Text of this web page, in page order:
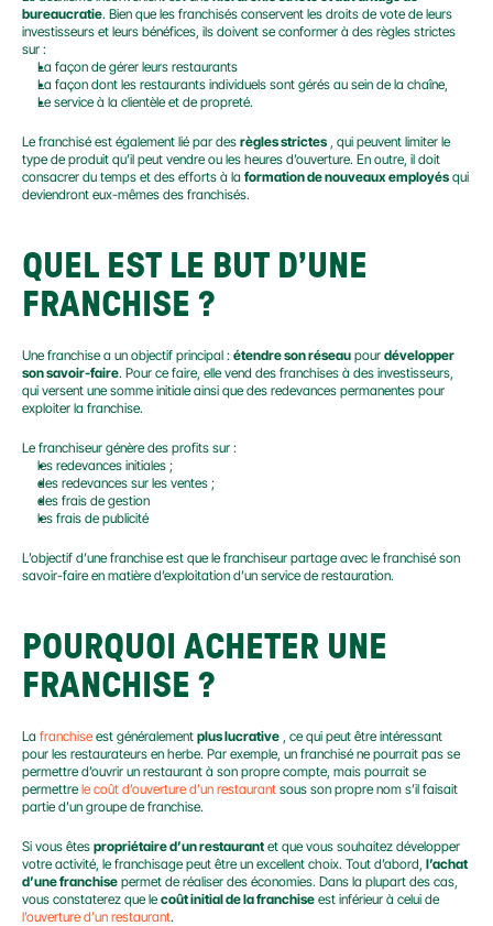
bureaucratie. Bien que les franchisés conservent les droits de vote de leurs
investisseurs et leurs bénéfices, ils doivent se conformer à des règles strictes
sur :
La façon de gérer leurs restaurants
La façon dont les restaurants individuels sont gérés au sein de la chaîne,
Le service à la clientèle et de propreté.
Le franchisé est également lié par des règles strictes , qui peuvent limiter le
type de produit qu’il peut vendre ou les heures d’ouverture. En outre, il doit
consacrer du temps et des efforts à la formation de nouveaux employés qui
deviendront eux-mêmes des franchisés.
QUEL EST LE BUT D’UNE
FRANCHISE ?
Une franchise a un objectif principal : étendre son réseau pour développer
son savoir-faire. Pour ce faire, elle vend des franchises à des investisseurs,
qui versent une somme initiale ainsi que des redevances permanentes pour
exploiter la franchise.
Le franchiseur génère des profits sur :
les redevances initiales ;
des redevances sur les ventes ;
des frais de gestion
les frais de publicité
L’objectif d’une franchise est que le franchiseur partage avec le franchisé son
savoir-faire en matière d’exploitation d’un service de restauration.
POURQUOI ACHETER UNE
FRANCHISE ?
La franchise est généralement plus lucrative , ce qui peut être intéressant
pour les restaurateurs en herbe. Par exemple, un franchisé ne pourrait pas se
permettre d’ouvrir un restaurant à son propre compte, mais pourrait se
permettre le coût d’ouverture d’un restaurant sous son propre nom s’il faisait
partie d’un groupe de franchise.
Si vous êtes propriétaire d’un restaurant et que vous souhaitez développer
votre activité, le franchisage peut être un excellent choix. Tout d’abord, l’achat
d’une franchise permet de réaliser des économies. Dans la plupart des cas,
vous constaterez que le coût initial de la franchise
l’ouverture d’un restaurant.